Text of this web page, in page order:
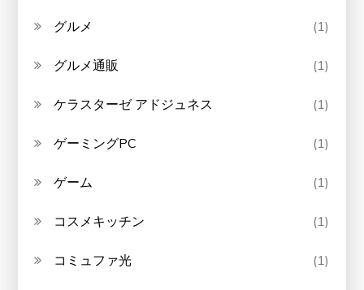
グルメ (1)
グルメ通販 (1)
ケラスターゼ アドジュネス (1)
ゲーミングPC (1)
ゲーム (1)
コスメキッチン (1)
コミュファ光 (1)